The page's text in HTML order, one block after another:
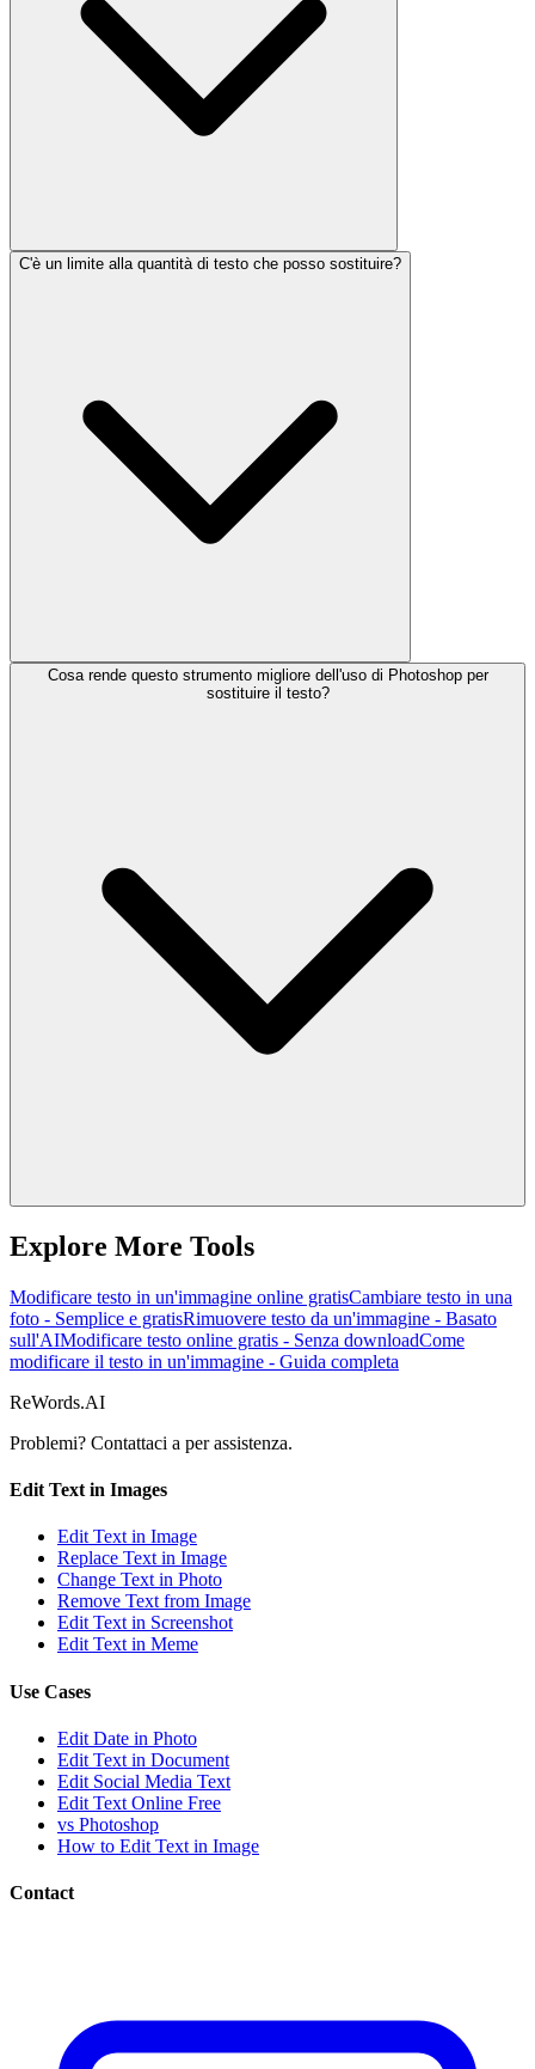
C'è un limite alla quantità di testo che posso sostituire?
Cosa rende questo strumento migliore dell'uso di Photoshop per
sostituire il testo?
Explore More Tools
Modificare testo in un'immagine online gratisCambiare testo in una
foto - Semplice e gratisRimuovere testo da un'immagine - Basato
sull'AIModificare testo online gratis - Senza downloadCome
modificare il testo in un'immagine - Guida completa
ReWords.AI
Problemi? Contattaci a per assistenza.
Edit Text in Images
Edit Text in Image
Replace Text in Image
Change Text in Photo
Remove Text from Image
Edit Text in Screenshot
Edit Text in Meme
Use Cases
Edit Date in Photo
Edit Text in Document
Edit Social Media Text
Edit Text Online Free
vs Photoshop
How to Edit Text in Image
Contact